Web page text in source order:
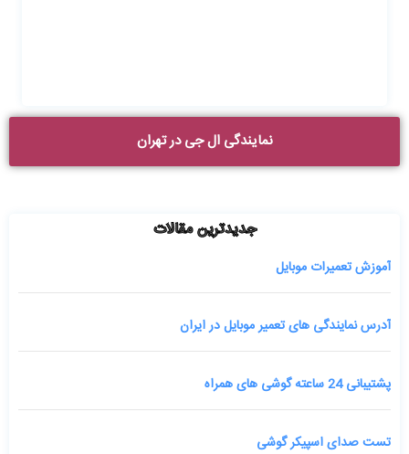
نمایندگی ال جی در تهران
جدیدترین مقالات
آموزش تعمیرات موبایل
آدرس نمایندگی های تعمیر موبایل در ایران
پشتیبانی 24 ساعته گوشی های همراه
تست صدای اسپیکر گوشی